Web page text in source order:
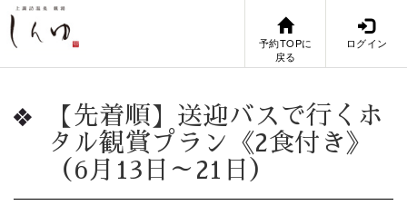
予約TOPに
戻る
ログイン
【先着順】送迎バスで行くホ
タル観賞プラン《2食付き》
（6月13日～21日）